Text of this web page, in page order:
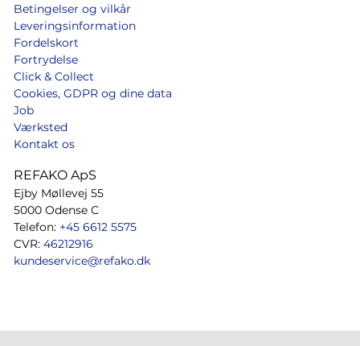
Betingelser og vilkår
Leveringsinformation
Fordelskort
Fortrydelse
Click & Collect
Cookies, GDPR og dine data
Job
Værksted
Kontakt os
REFAKO ApS
Ejby Møllevej 55
5000 Odense C
Telefon: +45 6612 5575
CVR: 46212916
kundeservice@refako.dk